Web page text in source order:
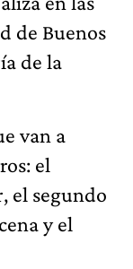
de Buenos
de la
van a
el
el segundo
y el